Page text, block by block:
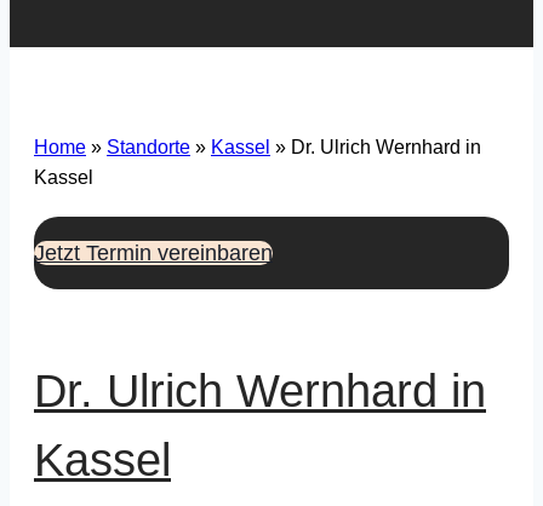
Home » Standorte » Kassel » Dr. Ulrich Wernhard in
Kassel
Jetzt Termin vereinbaren
Dr. Ulrich Wernhard in
Kassel